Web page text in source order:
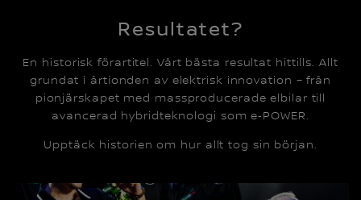
Resultatet?
En historisk förartitel. Vårt bästa resultat hittills. Allt
grundat i årtionden av elektrisk innovation – från
pionjärskapet med massproducerade elbilar till
avancerad hybridteknologi som e‑POWER.
Upptäck historien om hur allt tog sin början.